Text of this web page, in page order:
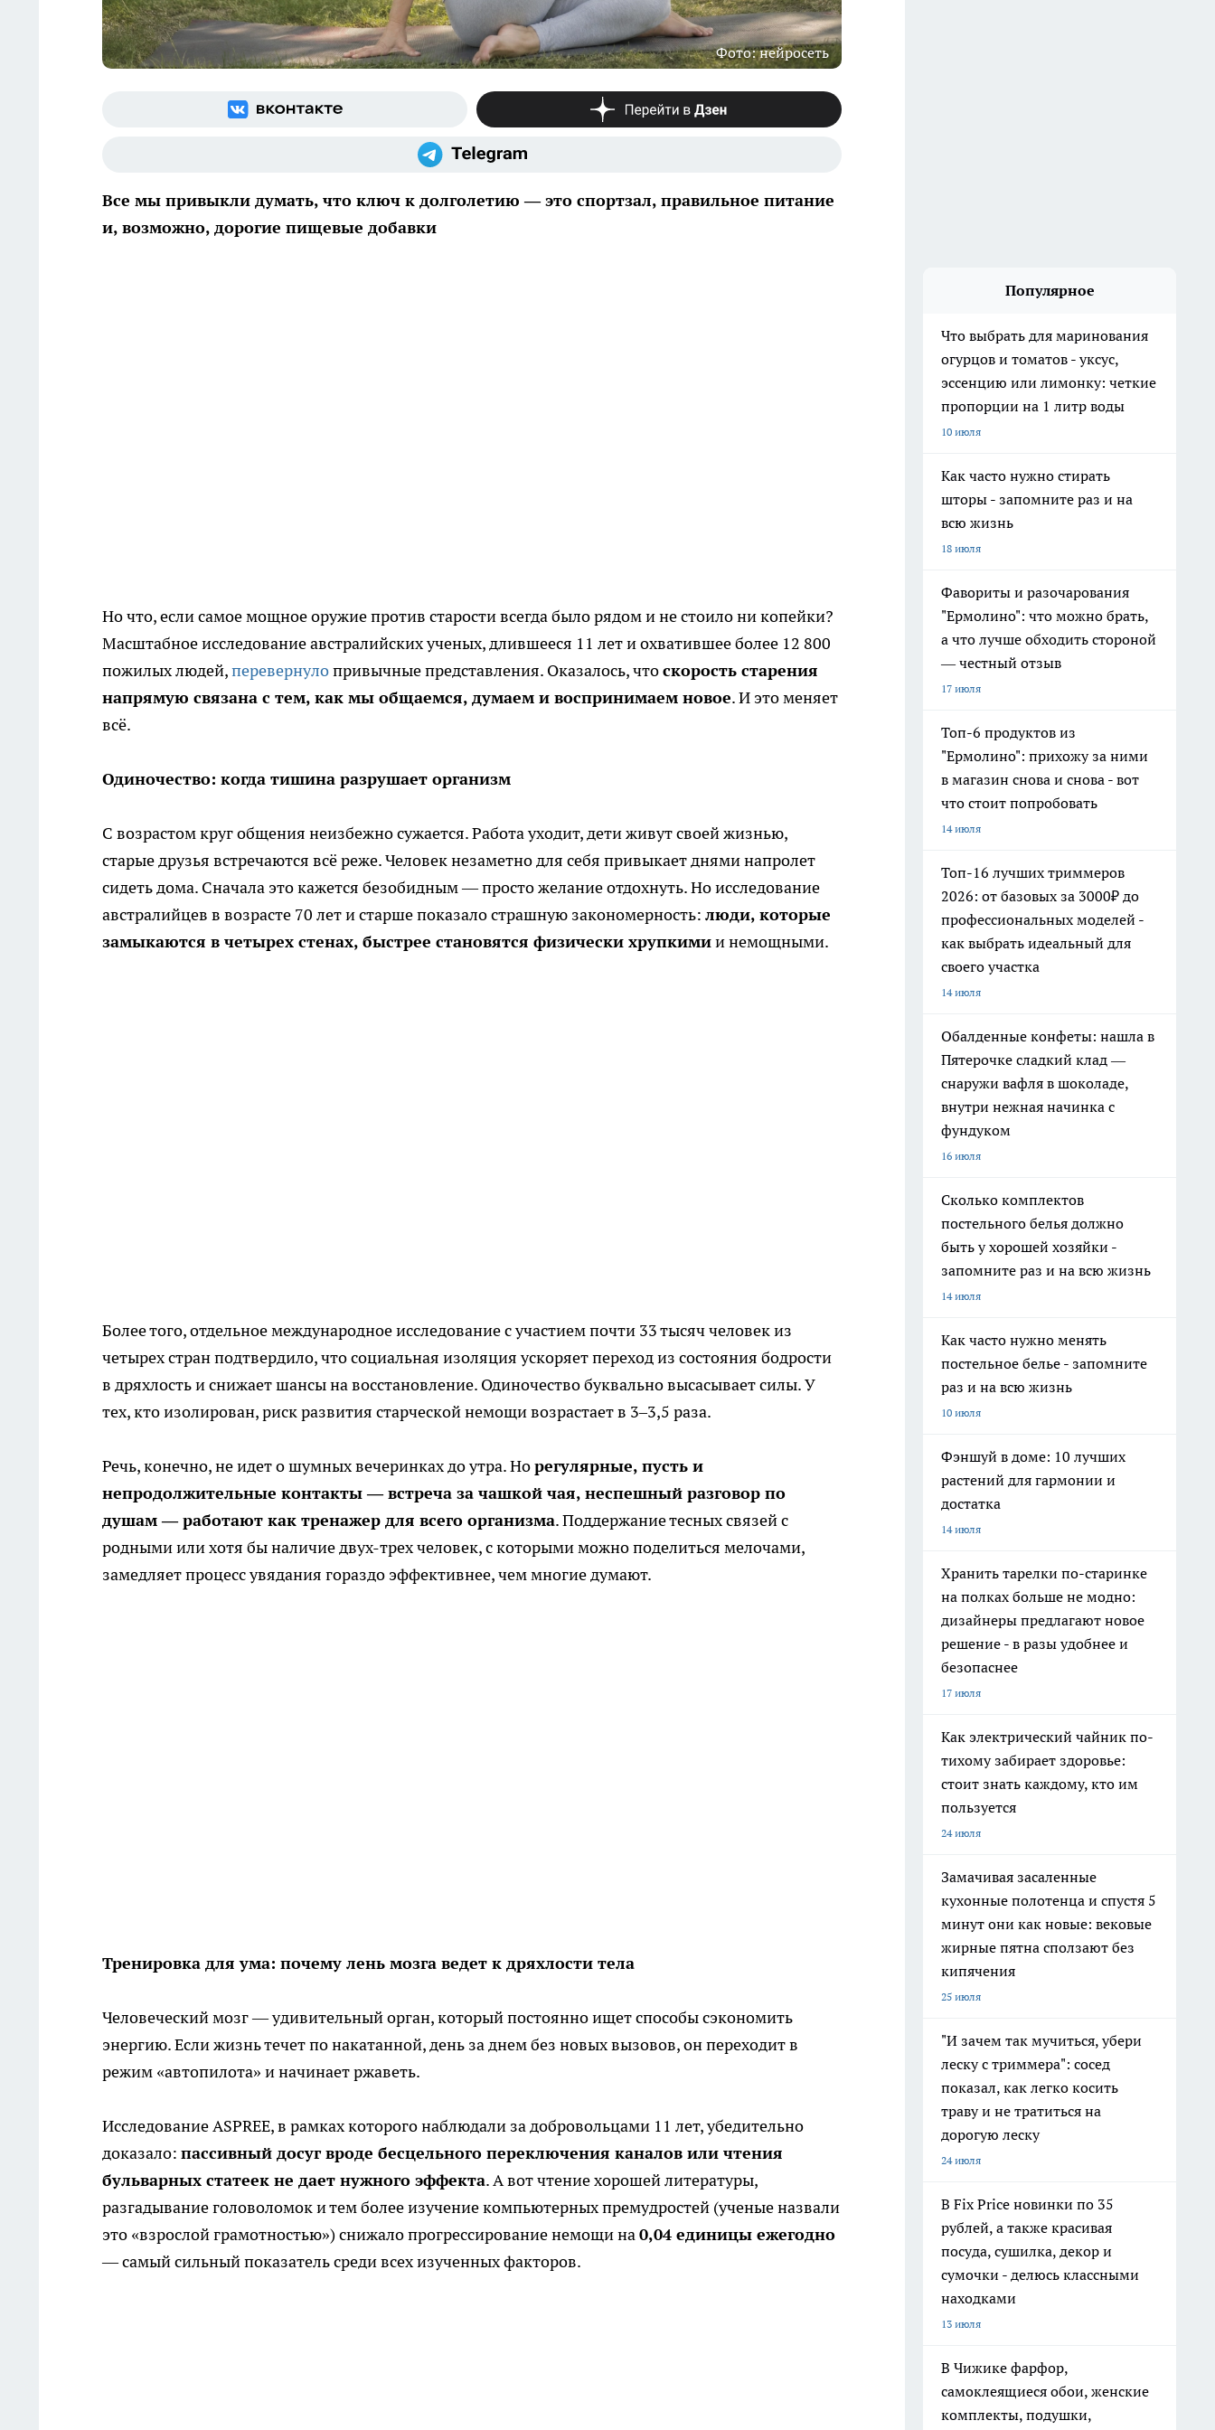
Фото: нейросеть
Все мы привыкли думать, что ключ к долголетию — это спортзал, правильное питание
и, возможно, дорогие пищевые добавки
Но что, если самое мощное оружие против старости всегда было рядом и не стоило ни копейки?
Масштабное исследование австралийских ученых, длившееся 11 лет и охватившее более 12 800
пожилых людей,перевернулопривычные представления. Оказалось, чтоскорость старения
напрямую связана с тем, как мы общаемся, думаем и воспринимаем новое. И это меняет
всё.
Одиночество: когда тишина разрушает организм
С возрастом круг общения неизбежно сужается. Работа уходит, дети живут своей жизнью,
старые друзья встречаются всё реже. Человек незаметно для себя привыкает днями напролет
сидеть дома. Сначала это кажется безобидным — просто желание отдохнуть. Но исследование
австралийцев в возрасте 70 лет и старше показало страшную закономерность: люди, которые
замыкаются в четырех стенах, быстрее становятся физически хрупкимии немощными.
Более того, отдельное международное исследование с участием почти 33 тысяч человек из
четырех стран подтвердило, что социальная изоляция ускоряет переход из состояния бодрости
в дряхлость и снижает шансы на восстановление. Одиночество буквально высасывает силы. У
тех, кто изолирован, риск развития старческой немощи возрастает в 3–3,5 раза.
Речь, конечно, не идет о шумных вечеринках до утра. Норегулярные, пусть и
непродолжительные контакты — встреча за чашкой чая, неспешный разговор по
душам — работают как тренажер для всего организма. Поддержание тесных связей с
родными или хотя бы наличие двух-трех человек, с которыми можно поделиться мелочами,
замедляет процесс увядания гораздо эффективнее, чем многие думают.
Тренировка для ума: почему лень мозга ведет к дряхлости тела
Человеческий мозг — удивительный орган, который постоянно ищет способы сэкономить
энергию. Если жизнь течет по накатанной, день за днем без новых вызовов, он переходит в
режим «автопилота» и начинает ржаветь.
Исследование ASPREE, в рамках которого наблюдали за добровольцами 11 лет, убедительно
доказало: пассивный досуг вроде бесцельного переключения каналов или чтения
бульварных статеек не дает нужного эффекта. А вот чтение хорошей литературы,
разгадывание головоломок и тем более изучение компьютерных премудростей (ученые назвали
это «взрослой грамотностью») снижало прогрессирование немощи на0,04 единицы ежегодно
— самый сильный показатель среди всех изученных факторов.
Популярное
Что выбрать для маринования
огурцов и томатов - уксус,
эссенцию или лимонку: четкие
пропорции на 1 литр воды
10 июля
Как часто нужно стирать
шторы - запомните раз и на
всю жизнь
18 июля
Фавориты и разочарования
"Ермолино": что можно брать,
а что лучше обходить стороной
— честный отзыв
17 июля
Топ-6 продуктов из
"Ермолино": прихожу за ними
в магазин снова и снова - вот
что стоит попробовать
14 июля
Топ-16 лучших триммеров
2026: от базовых за 3000₽ до
профессиональных моделей -
как выбрать идеальный для
своего участка
14 июля
Обалденные конфеты: нашла в
Пятерочке сладкий клад —
снаружи вафля в шоколаде,
внутри нежная начинка с
фундуком
16 июля
Сколько комплектов
постельного белья должно
быть у хорошей хозяйки -
запомните раз и на всю жизнь
14 июля
Как часто нужно менять
постельное белье - запомните
раз и на всю жизнь
10 июля
Фэншуй в доме: 10 лучших
растений для гармонии и
достатка
14 июля
Хранить тарелки по-старинке
на полках больше не модно:
дизайнеры предлагают новое
решение - в разы удобнее и
безопаснее
17 июля
Как электрический чайник по-
тихому забирает здоровье:
стоит знать каждому, кто им
пользуется
24 июля
Замачивая засаленные
кухонные полотенца и спустя 5
минут они как новые: вековые
жирные пятна сползают без
кипячения
25 июля
"И зачем так мучиться, убери
леску с триммера": сосед
показал, как легко косить
траву и не тратиться на
дорогую леску
24 июля
В Fix Price новинки по 35
рублей, а также красивая
посуда, сушилка, декор и
сумочки - делюсь классными
находками
13 июля
В Чижике фарфор,
самоклеящиеся обои, женские
комплекты, подушки,